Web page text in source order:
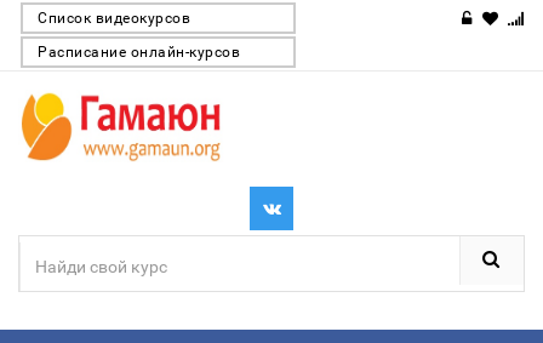
Список видеокурсов
Расписание онлайн-курсов